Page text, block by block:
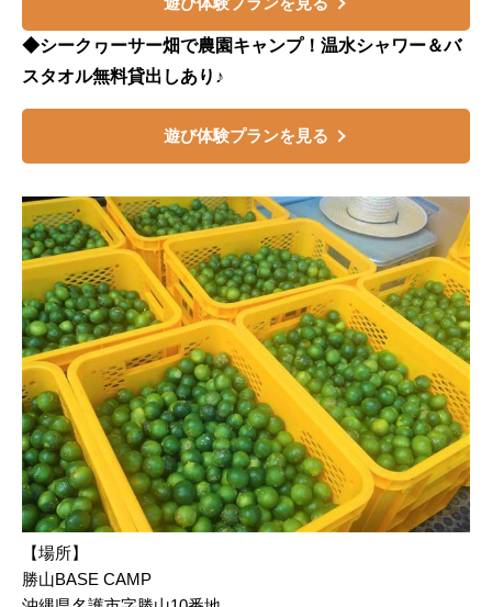
◆シークヮーサー畑で農園キャンプ！温水シャワー＆バ
スタオル無料貸出しあり♪
遊び体験プランを見る
【場所】
勝山BASE CAMP